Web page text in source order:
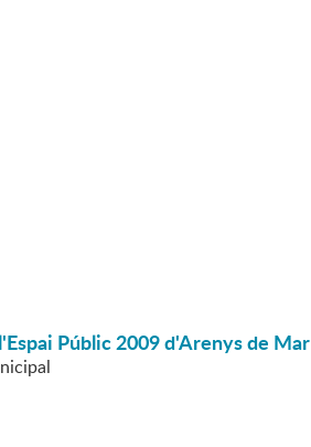
Públic 2009 d'Arenys de Mar